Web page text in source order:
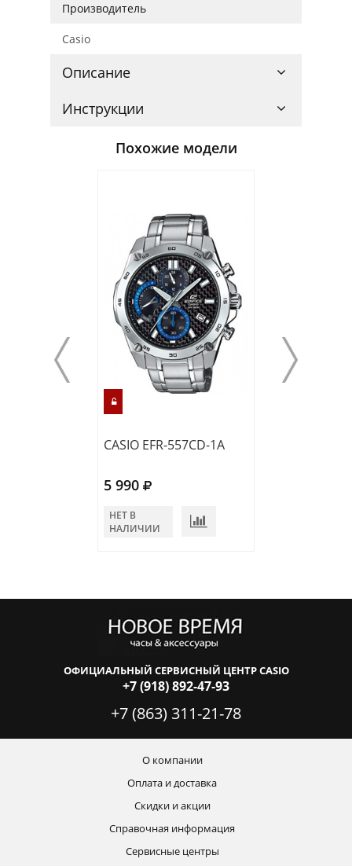
Производитель
Casio
Описание
Инструкции
Похожие модели
CASIO EFR-557CD-1A
5 990
НЕТ В
НАЛИЧИИ
ОФИЦИАЛЬНЫЙ СЕРВИСНЫЙ ЦЕНТР CASIO
+7 (918) 892-47-93
+7 (863) 311-21-78
О компании
Оплата и доставка
Скидки и акции
Справочная информация
Сервисные центры